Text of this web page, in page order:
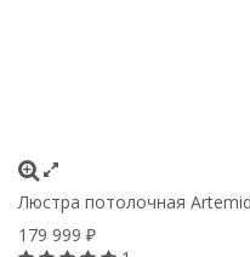
Люстра потолочная
179 999 ₽